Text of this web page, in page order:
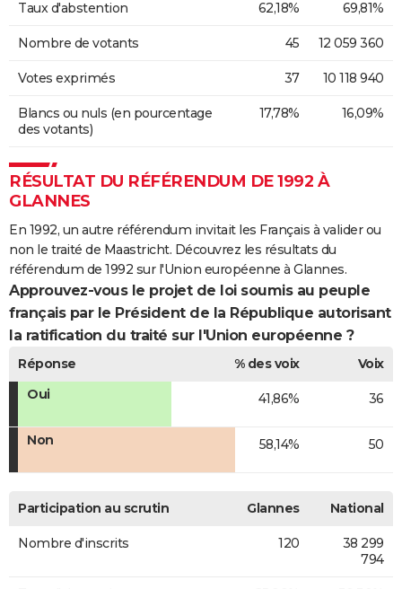
Taux d'abstention 62,18% 69,81%
Nombre de votants 45 12 059 360
Votes exprimés 37 10 118 940
Blancs ou nuls (en pourcentage
des votants)
17,78% 16,09%
RÉSULTAT DU RÉFÉRENDUM DE 1992 À
GLANNES
En 1992, un autre référendum invitait les Français à valider ou
non le traité de Maastricht. Découvrez les résultats du
référendum de 1992 sur l'Union européenne à Glannes.
Approuvez-vous le projet de loi soumis au peuple
français par le Président de la République autorisant
la ratification du traité sur l'Union européenne ?
Réponse % des voix
Voix
Oui
41,86% 36
Non 58,14% 50
Participation au scrutin Glannes National
Nombre d'inscrits 120
38 299
794